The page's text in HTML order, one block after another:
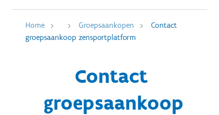
Home Groepsaankopen
Contact
groepsaankoop zensportplatform
Contact
groepsaankoop